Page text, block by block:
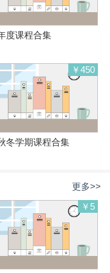
度课程合集
冬学期课程合集
￥450
更多>>
￥5